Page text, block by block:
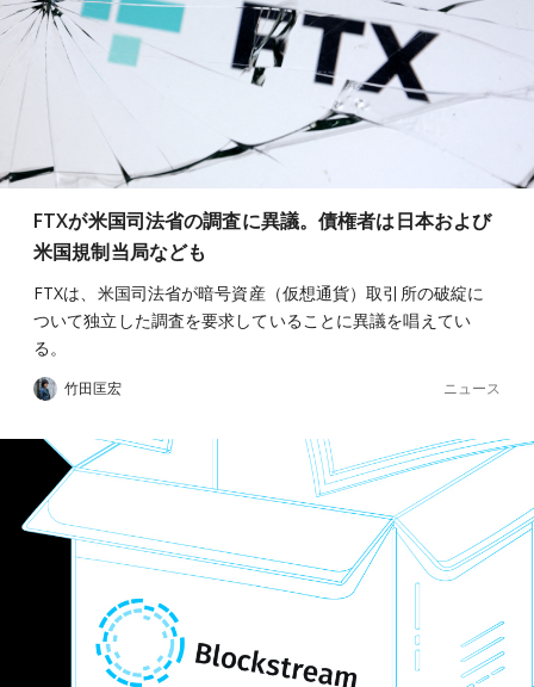
FTXが米国司法省の調査に異議。債権者は日本および
米国規制当局なども
FTXは、米国司法省が暗号資産（仮想通貨）取引所の破綻に
ついて独立した調査を要求していることに異議を唱えてい
る。
竹田匡宏 ニュース